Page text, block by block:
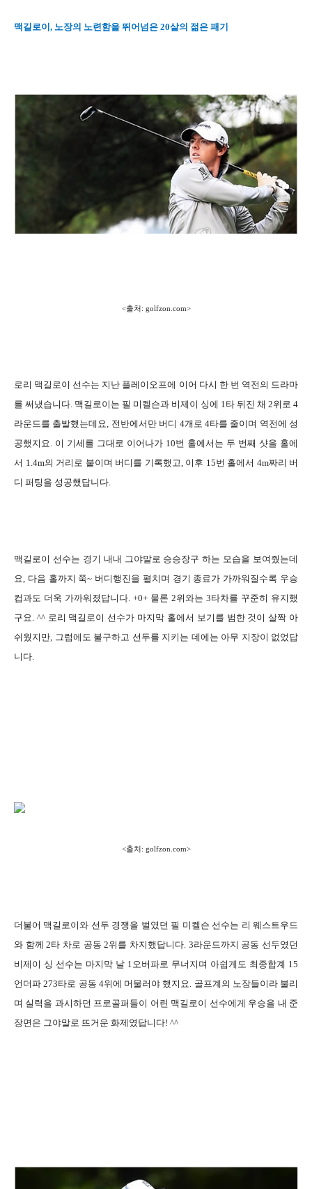
맥길로이, 노장의 노련함을 뛰어넘은 20살의 젊은 패기
<출처: golfzon.com>
로리 맥길로이 선수는 지난 플레이오프에 이어 다시 한 번 역전의 드라마
를 써냈습니다. 맥길로이는 필 미켈슨과 비제이 싱에 1타 뒤진 채 2위로 4
라운드를 출발했는데요, 전반에서만 버디 4개로 4타를 줄이며 역전에 성
공했지요. 이 기세를 그대로 이어나가 10번 홀에서는 두 번째 샷을 홀에
서 1.4m의 거리로 붙이며 버디를 기록했고, 이후 15번 홀에서 4m짜리 버
디 퍼팅을 성공했답니다.
맥길로이 선수는 경기 내내 그야말로 승승장구 하는 모습을 보여줬는데
요, 다음 홀까지 쭉~ 버디행진을 펼치며 경기 종료가 가까워질수록 우승
컵과도 더욱 가까워졌답니다. +0+ 물론 2위와는 3타차를 꾸준히 유지했
구요. ^^ 로리 맥길로이 선수가 마지막 홀에서 보기를 범한 것이 살짝 아
쉬웠지만, 그럼에도 불구하고 선두를 지키는 데에는 아무 지장이 없었답
니다.
<출처: golfzon.com>
더불어 맥길로이와 선두 경쟁을 벌였던 필 미켈슨 선수는 리 웨스트우드
와 함께 2타 차로 공동 2위를 차지했답니다. 3라운드까지 공동 선두였던
비제이 싱 선수는 마지막 날 1오버파로 무너지며 아쉽게도 최종합계 15
언더파 273타로 공동 4위에 머물러야 했지요. 골프계의 노장들이라 불리
며 실력을 과시하던 프로골퍼들이 어린 맥길로이 선수에게 우승을 내 준
장면은 그야말로 뜨거운 화제였답니다! ^^